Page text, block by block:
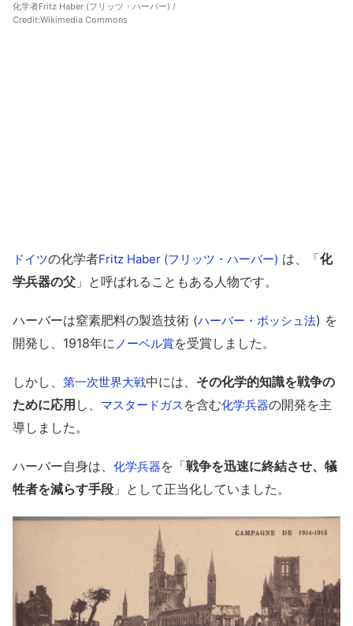
化学者Fritz Haber (フリッツ・ハーバー) /
Credit:Wikimedia Commons
ドイツの化学者Fritz Haber (フリッツ・ハーバー) は、「化
学兵器の父 」と呼ばれることもある人物です。
ハーバーは窒素肥料の製造技術 (ハーバー・ボッシュ法) を
開発し、1918年に ノーベル賞を受賞しました。
しかし、 第一次世界大戦中には、 その化学的知識を戦争の
ために応用 し、 マスタードガス を含む化学兵器の開発を主
導しました。
ハーバー自身は、 化学兵器を「戦争を迅速に終結させ、犠
牲者を減らす手段 」として正当化していました。